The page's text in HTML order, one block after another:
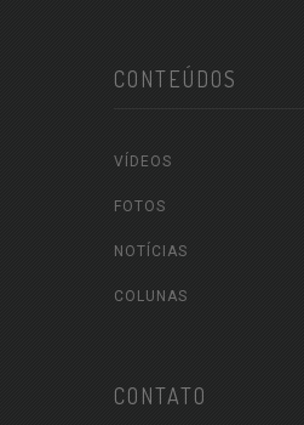
CONTEÚDOS
VÍDEOS
FOTOS
NOTÍCIAS
COLUNAS
CONTATO